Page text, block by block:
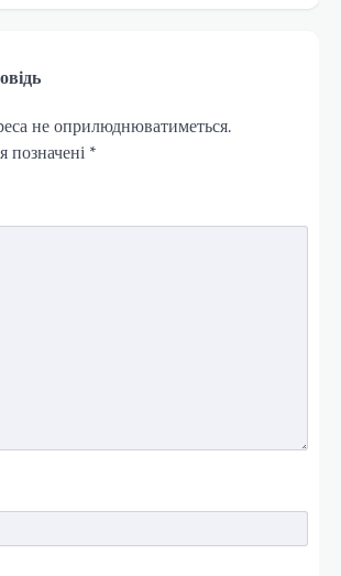
не оприлюднюватиметься.
позначені *